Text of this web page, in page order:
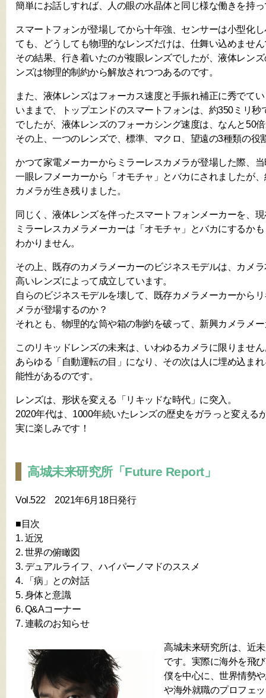
簡単にお話しすれば、人の眼の水晶体と同じ様な働きを持
スマートフォンが登場してから十年強、センサーは小型化
ても、どうしても物理的なレンズだけは、仕舞い込めませ
その結果、行き着いたのが複眼レンズでしたが、液体レン
ンズは物理的制約から解放されつつあるのです。
また、液体レンズはフォーカス速度と手振れ補正に秀でて
いままで、トップエンドのスマートフォンは、約350ミリ秒
でしたが、液体レンズのフォーカシング速度は、なんと50
その上、一つのレンズで、標準、マクロ、望遠の3種類の役
かつて家電メーカーからミラーレスカメラが登場した際、
一眼レフメーカーから「オモチャ」とバカにされましたが
カメラが生き残りました。
同じく、液体レンズを伴ったスマートフォンメーカーを、
ミラーレスカメラメーカーは「オモチャ」とバカにするか
わかりません。
その上、既存のカメラメーカーのビジネスモデルは、カメ
高いレンズによって成立しています。
自らのビジネスモデルを壊して、既存カメラメーカーから
メラが登場するのか？
それとも、物理的な筒や箱の制約を破って、新興カメラメ
このリキッドレンズの未来は、いわゆるカメラに限りません
あらゆる「自動運転の目」になり、その次は人に埋め込ま
能性があるのです。
レンズは、形状を変える「リキッドな時代」に突入。
2020年代は、1000年続いたレンズの歴史をガラっと変える
実に楽しみです！
高城未来研究所「Future Report」
Vol.522 2021年6月18日発行
■目次
1. 近況
2. 世界の俯瞰図
3. デュアルライフ、ハイパーノマドのススメ
4. 「病」との対話
5. 身体と意識
6. Q&Aコーナー
7. 連載のお知らせ
高城未来研究所は、近
です。実際に海外を飛
僕を中心に、世界情勢
や海外就職のプロフェ